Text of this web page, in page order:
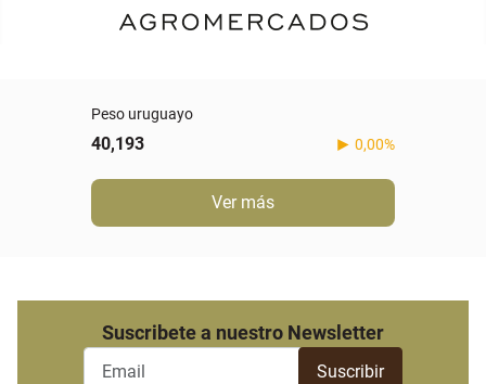
Peso uruguayo
40,193 0,00%
Ver más
Suscribete a nuestro Newsletter